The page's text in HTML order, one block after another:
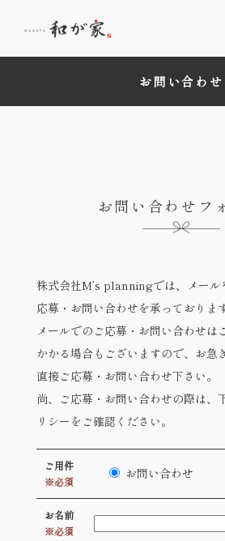
お問い合わせ
お問い合わせフ
株式会社M’s planningでは、メール
応募・お問い合わせを承っております
メールでのご応募・お問い合わせは
かかる場合もございますので、お急
直接ご応募・お問い合わせ下さい。
尚、ご応募・お問い合わせの際は、
リシーをご確認ください。
ご用件
※必須
お問い合わせ
お名前
※必須